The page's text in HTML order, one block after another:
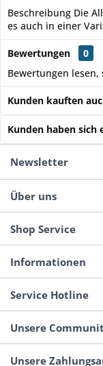
Beschreibung Die
es auch in einer
Bewertungen
0
Bewertungen
Kunden kauften
Kunden haben sich
Newsletter
Über uns
Shop Service
Informationen
Service Hotline
Unsere
Unsere